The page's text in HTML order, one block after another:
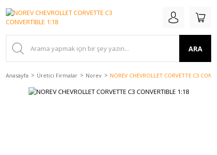
ARA
Anasayfa Üretici Firmalar Norev NOREV CHEVROLLET CORVETTE C3